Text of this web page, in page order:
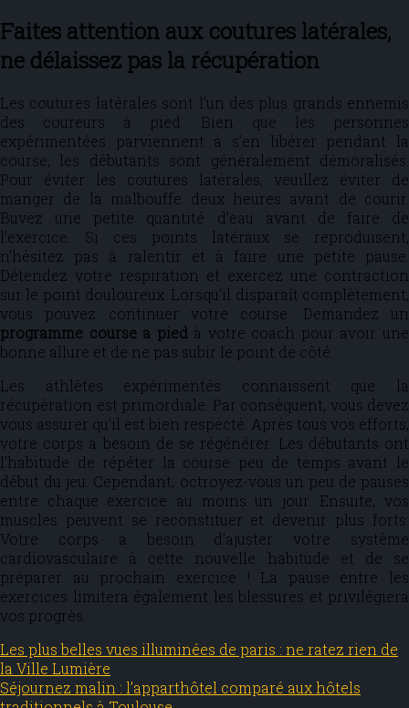
Faites attention aux coutures latérales,
ne délaissez pas la récupération
Les coutures latérales sont l’un des plus grands ennemis
des coureurs à pied. Bien que les personnes
expérimentées parviennent à s’en libérer pendant la
course, les débutants sont généralement démoralisés.
Pour éviter les coutures latérales, veuillez éviter de
manger de la malbouffe deux heures avant de courir.
Buvez une petite quantité d’eau avant de faire de
l’exercice. Si ces points latéraux se reproduisent,
n’hésitez pas à ralentir et à faire une petite pause.
Détendez votre respiration et exercez une contraction
sur le point douloureux. Lorsqu’il disparaît complètement,
vous pouvez continuer votre course. Demandez un
programme course a pied à votre coach pour avoir une
bonne allure et de ne pas subir le point de côté.
Les athlètes expérimentés connaissent que la
récupération est primordiale. Par conséquent, vous devez
vous assurer qu’il est bien respecté. Après tous vos efforts,
votre corps a besoin de se régénérer. Les débutants ont
l’habitude de répéter la course peu de temps avant le
début du jeu. Cependant, octroyez-vous un peu de pauses
entre chaque exercice au moins un jour. Ensuite, vos
muscles peuvent se reconstituer et devenir plus forts.
Votre corps a besoin d’ajuster votre système
cardiovasculaire à cette nouvelle habitude et de se
préparer au prochain exercice ! La pause entre les
exercices limitera également les blessures et privilégiera
vos progrès.
Les plus belles vues illuminées de paris : ne ratez rien de
la Ville Lumière
Séjournez malin : l’apparthôtel comparé aux hôtels